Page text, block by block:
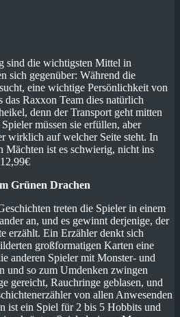
sind die wichtigsten Mittel in
sich gegenüber: Während die
eine wichtige Persönlichkeit von
das Raxxon Team dies natürlich
denn der Transport geht mitten
müssen sie erfüllen, aber
wirklich auf welcher Seite steht. In
Mächten ist es schwierig, nicht ins
Grünen Drachen
treten die Spieler in einem
an, und es gewinnt derjenige, der
erzählt. Ein Erzähler denkt sich
großformatigen Karten eine
anderen Spieler mit Monster- und
und so zum Umdenken zwingen
gereicht, Rauchringe geblasen, und
von allen Anwesenden
ist ein Spiel für 2 bis 5 Hobbits und